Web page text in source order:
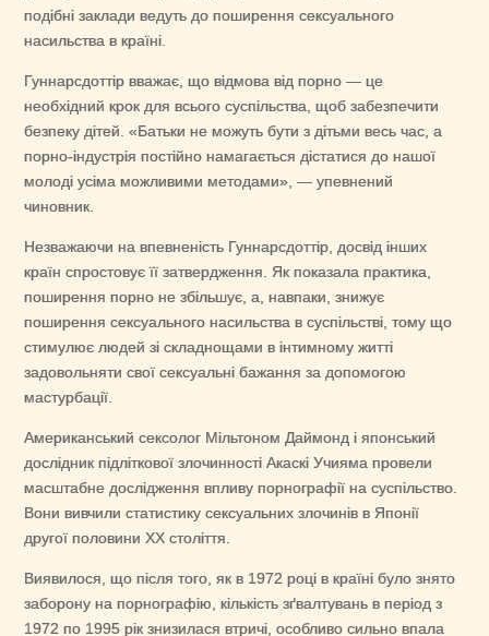
подібні заклади ведуть до поширення сексуального
насильства в країні.
Гуннарсдоттір вважає, що відмова від порно — це
необхідний крок для всього суспільства, щоб забезпечити
безпеку дітей. «Батьки не можуть бути з дітьми весь час, а
порно-індустрія постійно намагається дістатися до нашої
молоді усіма можливими методами», — упевнений
чиновник.
Незважаючи на впевненість Гуннарсдоттір, досвід інших
країн спростовує її затвердження. Як показала практика,
поширення порно не збільшує, а, навпаки, знижує
поширення сексуального насильства в суспільстві, тому що
стимулює людей зі складнощами в інтимному житті
задовольняти свої сексуальні бажання за допомогою
мастурбації.
Американський сексолог Мільтоном Даймонд і японський
дослідник підліткової злочинності Акаскі Учияма провели
масштабне дослідження впливу порнографії на суспільство.
Вони вивчили статистику сексуальних злочинів в Японії
другої половини XX століття.
Виявилося, що після того, як в 1972 році в країні було знято
заборону на порнографію, кількість зґвалтувань в період з
1972 по 1995 рік знизилася втричі, особливо сильно впала